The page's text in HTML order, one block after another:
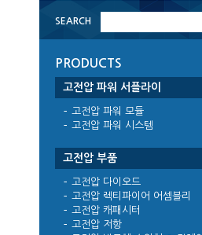
SEARCH
PRODUCTS
고전압 파워 서플라이
고전압 파워 모듈
고전압 파워 시스템
고전압 부품
고전압 다이오드
고전압 렉티파이어 어셈블리
고전압 캐패시터
고전압 저항